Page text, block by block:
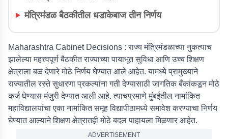
मंत्रिमंडळ बैठकीतील धडाकेबाज तीन निर्णय
Maharashtra Cabinet Decisions : राज्य मंत्रिमंडळाच्या नुकत्याच
झालेल्या महत्त्वपूर्ण बैठकीत राज्याच्या पायाभूत सुविधा आणि उच्च शिक्षण
क्षेत्राला बळ देणारे मोठे निर्णय घेण्यात आले आहेत. यामध्ये प्रामुख्याने
राज्यातील रस्ते सुधारणा प्रकल्पांना गती देण्यासाठी जागतिक बँकांकडून मोठे
कर्ज घेण्यास मंजुरी देण्यात आली आहे. त्याचप्रमाणे मुंबईतील नामांकित
महाविद्यालयांचा एका नामांकित समूह विद्यापीठामध्ये समावेश करण्याचा निर्णय
घेण्यात आल्याने शिक्षण क्षेत्रातही मोठे बदल पाहायला मिळणार आहेत.
ADVERTISEMENT